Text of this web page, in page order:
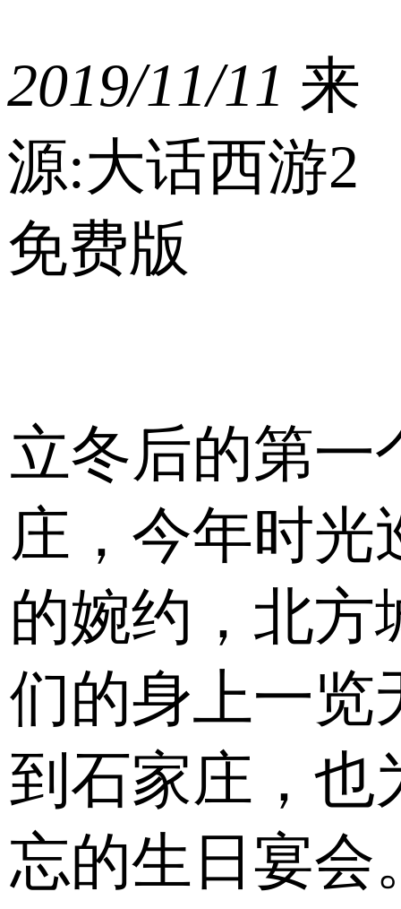
2019/11/11 来
源:大话西游2
免费版
立冬后的第一
庄，今年时光
的婉约，北方
们的身上一览
到石家庄，也
忘的生日宴会